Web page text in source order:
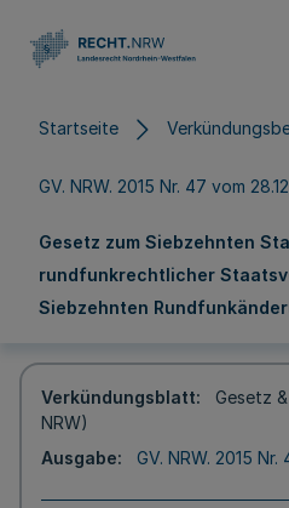
Startseite
GV. NRW. 2015 Nr. 47 vom
Gesetz zum Siebzehnten
rundfunkrechtlicher
Siebzehnten
Verkündungsblatt
Gesetz
NRW)
Ausgabe
GV. NRW. 2015 Nr.